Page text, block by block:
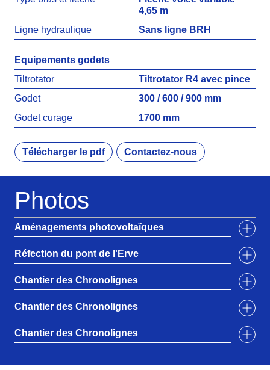
Télécharger le pdf Contactez-nous
4,65 m
Ligne hydraulique
Sans ligne BRH
Equipements godets
Tiltrotator
Tiltrotator R4 avec pince
Godet
300 / 600 / 900 mm
Godet curage
1700 mm
Photos
Aménagements photovoltaïques
Réfection du pont de l'Erve
Chantier des Chronolignes
Chantier des Chronolignes
Chantier des Chronolignes